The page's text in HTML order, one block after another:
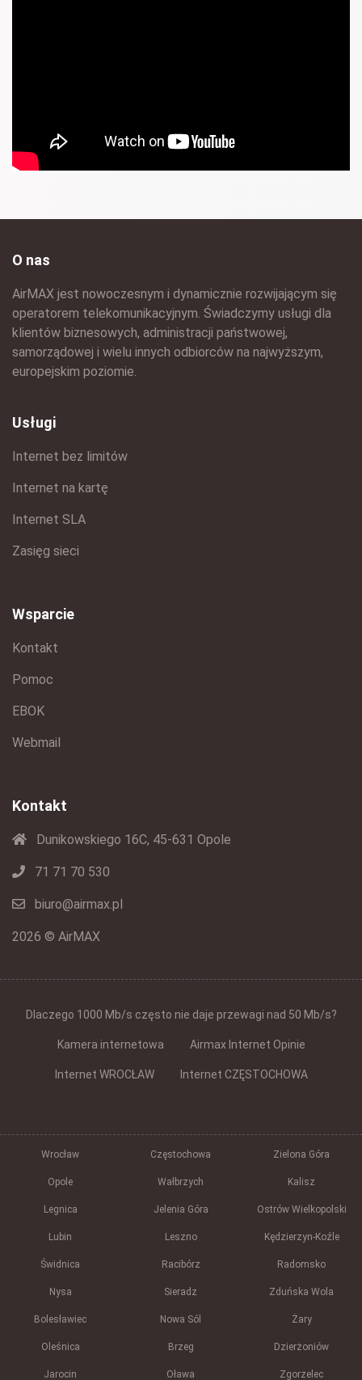
O nas
AirMAX jest nowoczesnym i dynamicznie rozwijającym się
operatorem telekomunikacyjnym. Świadczymy usługi dla
klientów biznesowych, administracji państwowej,
samorządowej i wielu innych odbiorców na najwyższym,
europejskim poziomie.
Usługi
Internet bez limitów
Internet na kartę
Internet SLA
Zasięg sieci
Wsparcie
Kontakt
Pomoc
EBOK
Webmail
Kontakt
Dunikowskiego 16C, 45-631 Opole
71 71 70 530
biuro@airmax.pl
2026 © AirMAX
Dlaczego 1000 Mb/s często nie daje przewagi nad 50 Mb/s?
Kamera internetowa Airmax Internet Opinie
Internet WROCŁAW Internet CZĘSTOCHOWA
Wrocław Częstochowa Zielona Góra
Opole Wałbrzych Kalisz
Legnica Jelenia Góra Ostrów Wielkopolski
Lubin Leszno Kędzierzyn-Koźle
Świdnica Racibórz Radomsko
Nysa Sieradz Zduńska Wola
Bolesławiec Nowa Sól Żary
Oleśnica Brzeg Dzierżoniów
Jarocin Oława Zgorzelec